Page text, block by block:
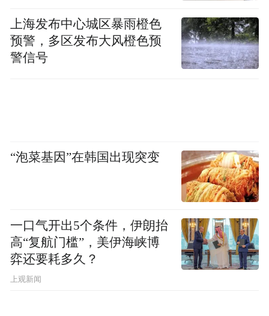
上海发布中心城区暴雨橙色
预警，多区发布大风橙色预
警信号
“泡菜基因”在韩国出现突变
一口气开出5个条件，伊朗抬
高“复航门槛”，美伊海峡博
弈还要耗多久？
上观新闻